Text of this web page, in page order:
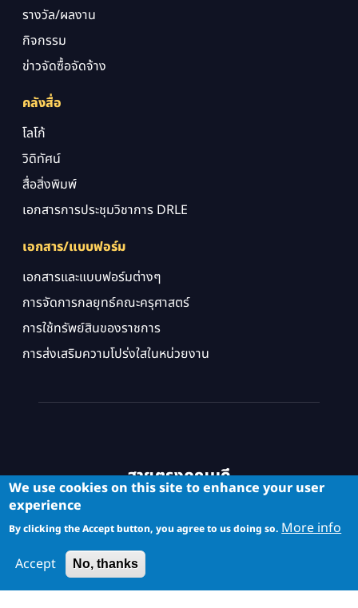
รางวัล/ผลงาน
กิจกรรม
ข่าวจัดซื้อจัดจ้าง
คลังสื่อ
โลโก้
วิดิทัศน์
สื่อสิ่งพิมพ์
เอกสารการประชุมวิชาการ DRLE
เอกสาร/แบบฟอร์ม
เอกสารและแบบฟอร์มต่างๆ
การจัดการกลยุทธ์คณะครุศาสตร์
การใช้ทรัพย์สินของราชการ
การส่งเสริมความโปร่งใสในหน่วยงาน
สายตรงคณบดี
We use cookies on this site to enhance your user
experience
By clicking the Accept button, you agree to us doing so. More info
Accept
No, thanks